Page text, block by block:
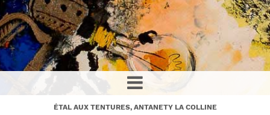
ÉTAL AUX TENTURES, ANTANETY LA COLLINE